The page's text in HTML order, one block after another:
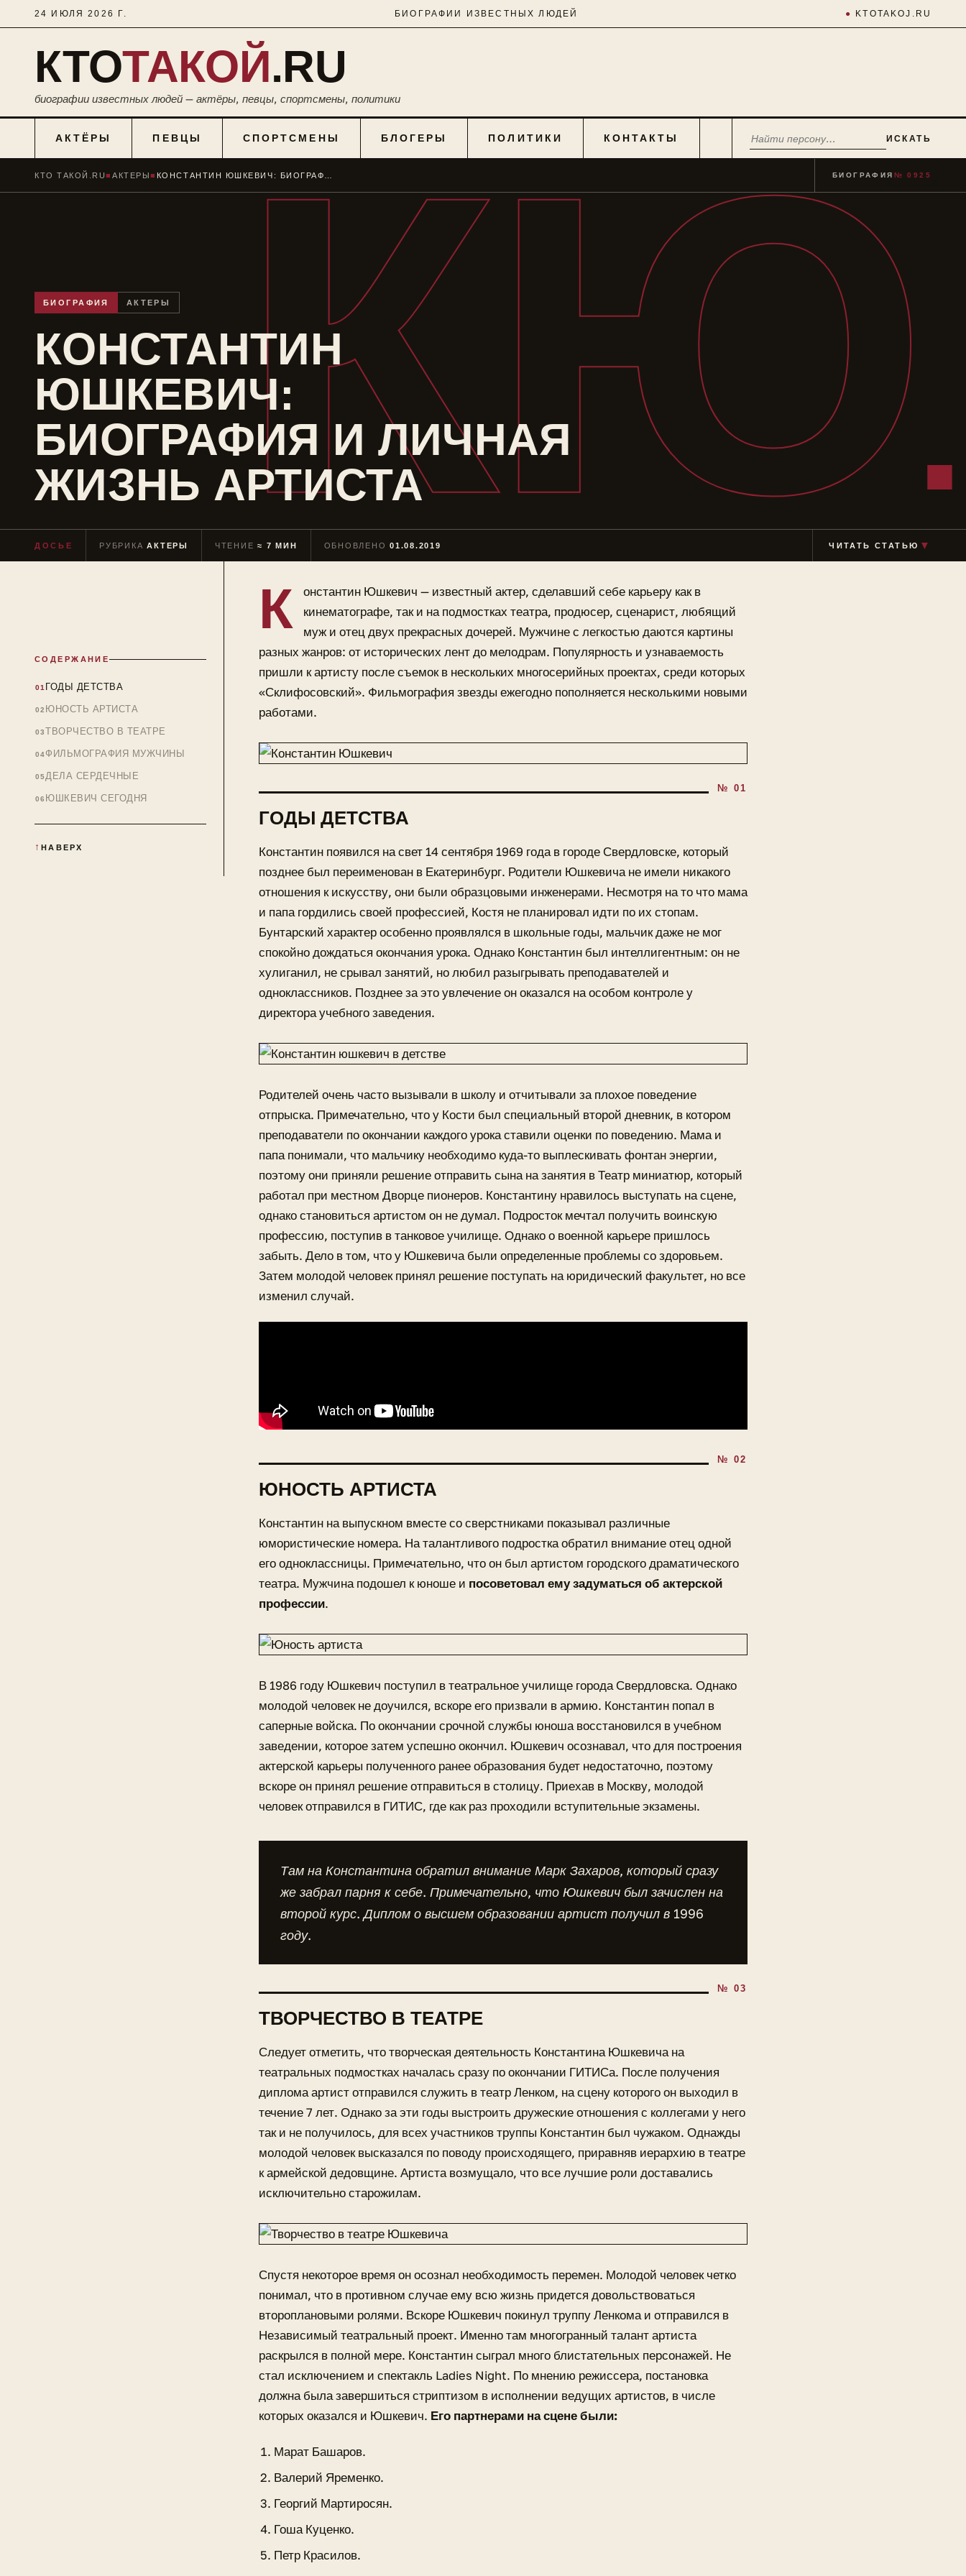
24 ИЮЛЯ 2026 Г. БИОГРАФИИ ИЗВЕСТНЫХ ЛЮДЕЙ ● KTOTAKOJ.RU
КТОТАКОЙ.RU
биографии известных людей — актёры, певцы, спортсмены, политики
АКТЁРЫ ПЕВЦЫ СПОРТСМЕНЫ БЛОГЕРЫ ПОЛИТИКИ КОНТАКТЫ ИСКАТЬ
КЮ
КТО ТАКОЙ.RU■АКТЕРЫ■ БИОГРАФИЯ № 0925
БИОГРАФИЯ АКТЕРЫ
КОНСТАНТИН
ЮШКЕВИЧ:
БИОГРАФИЯ И ЛИЧНАЯ
ЖИЗНЬ АРТИСТА
ДОСЬЕ РУБРИКААКТЕРЫ ЧТЕНИЕ≈ 7 МИН ОБНОВЛЕНО01.08.2019 ЧИТАТЬ СТАТЬЮ ▼
СОДЕРЖАНИЕ
ГОДЫ ДЕТСТВА
ЮНОСТЬ АРТИСТА
ТВОРЧЕСТВО В ТЕАТРЕ
ФИЛЬМОГРАФИЯ МУЖЧИНЫ
ДЕЛА СЕРДЕЧНЫЕ
ЮШКЕВИЧ СЕГОДНЯ
НАВЕРХ
К
онстантин Юшкевич — известный актер, сделавший себе карьеру как в
кинематографе, так и на подмостках театра, продюсер, сценарист, любящий
муж и отец двух прекрасных дочерей. Мужчине с легкостью даются картины
разных жанров: от исторических лент до мелодрам. Популярность и узнаваемость
пришли к артисту после съемок в нескольких многосерийных проектах, среди которых
«Склифосовский». Фильмография звезды ежегодно пополняется несколькими новыми
работами.
ГОДЫ ДЕТСТВА
Константин появился на свет 14 сентября 1969 года в городе Свердловске, который
позднее был переименован в Екатеринбург. Родители Юшкевича не имели никакого
отношения к искусству, они были образцовыми инженерами. Несмотря на то что мама
и папа гордились своей профессией, Костя не планировал идти по их стопам.
Бунтарский характер особенно проявлялся в школьные годы, мальчик даже не мог
спокойно дождаться окончания урока. Однако Константин был интеллигентным: он не
хулиганил, не срывал занятий, но любил разыгрывать преподавателей и
одноклассников. Позднее за это увлечение он оказался на особом контроле у
директора учебного заведения.
Родителей очень часто вызывали в школу и отчитывали за плохое поведение
отпрыска. Примечательно, что у Кости был специальный второй дневник, в котором
преподаватели по окончании каждого урока ставили оценки по поведению. Мама и
папа понимали, что мальчику необходимо куда-то выплескивать фонтан энергии,
поэтому они приняли решение отправить сына на занятия в Театр миниатюр, который
работал при местном Дворце пионеров. Константину нравилось выступать на сцене,
однако становиться артистом он не думал. Подросток мечтал получить воинскую
профессию, поступив в танковое училище. Однако о военной карьере пришлось
забыть. Дело в том, что у Юшкевича были определенные проблемы со здоровьем.
Затем молодой человек принял решение поступать на юридический факультет, но все
изменил случай.
ЮНОСТЬ АРТИСТА
Константин на выпускном вместе со сверстниками показывал различные
юмористические номера. На талантливого подростка обратил внимание отец одной
его одноклассницы. Примечательно, что он был артистом городского драматического
театра. Мужчина подошел к юноше и посоветовал ему задуматься об актерской
профессии.
В 1986 году Юшкевич поступил в театральное училище города Свердловска. Однако
молодой человек не доучился, вскоре его призвали в армию. Константин попал в
саперные войска. По окончании срочной службы юноша восстановился в учебном
заведении, которое затем успешно окончил. Юшкевич осознавал, что для построения
актерской карьеры полученного ранее образования будет недостаточно, поэтому
вскоре он принял решение отправиться в столицу. Приехав в Москву, молодой
человек отправился в ГИТИС, где как раз проходили вступительные экзамены.
Там на Константина обратил внимание Марк Захаров, который сразу
же забрал парня к себе. Примечательно, что Юшкевич был зачислен на
второй курс. Диплом о высшем образовании артист получил в 1996
году.
ТВОРЧЕСТВО В ТЕАТРЕ
Следует отметить, что творческая деятельность Константина Юшкевича на
театральных подмостках началась сразу по окончании ГИТИСа. После получения
диплома артист отправился служить в театр Ленком, на сцену которого он выходил в
течение 7 лет. Однако за эти годы выстроить дружеские отношения с коллегами у него
так и не получилось, для всех участников труппы Константин был чужаком. Однажды
молодой человек высказался по поводу происходящего, приравняв иерархию в театре
к армейской дедовщине. Артиста возмущало, что все лучшие роли доставались
исключительно старожилам.
Спустя некоторое время он осознал необходимость перемен. Молодой человек четко
понимал, что в противном случае ему всю жизнь придется довольствоваться
второплановыми ролями. Вскоре Юшкевич покинул труппу Ленкома и отправился в
Независимый театральный проект. Именно там многогранный талант артиста
раскрылся в полной мере. Константин сыграл много блистательных персонажей. Не
стал исключением и спектакль Ladies Night. По мнению режиссера, постановка
должна была завершиться стриптизом в исполнении ведущих артистов, в числе
которых оказался и Юшкевич. Его партнерами на сцене были:
Марат Башаров.
Валерий Яременко.
Георгий Мартиросян.
Гоша Куценко.
Петр Красилов.